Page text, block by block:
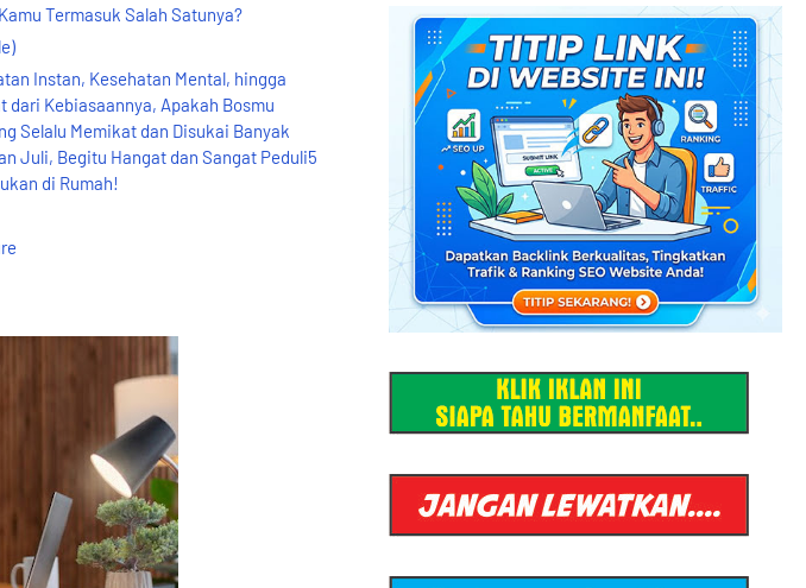
Termasuk Salah Satunya?
Instan, Kesehatan Mental, hingga
dari Kebiasaannya, Apakah Bosmu
Selalu Memikat dan Disukai Banyak
Juli, Begitu Hangat dan Sangat Peduli5
di Rumah!